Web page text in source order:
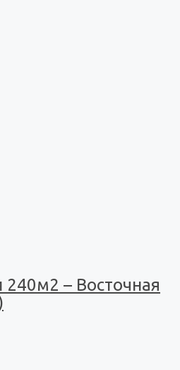
240м2 – Восточная